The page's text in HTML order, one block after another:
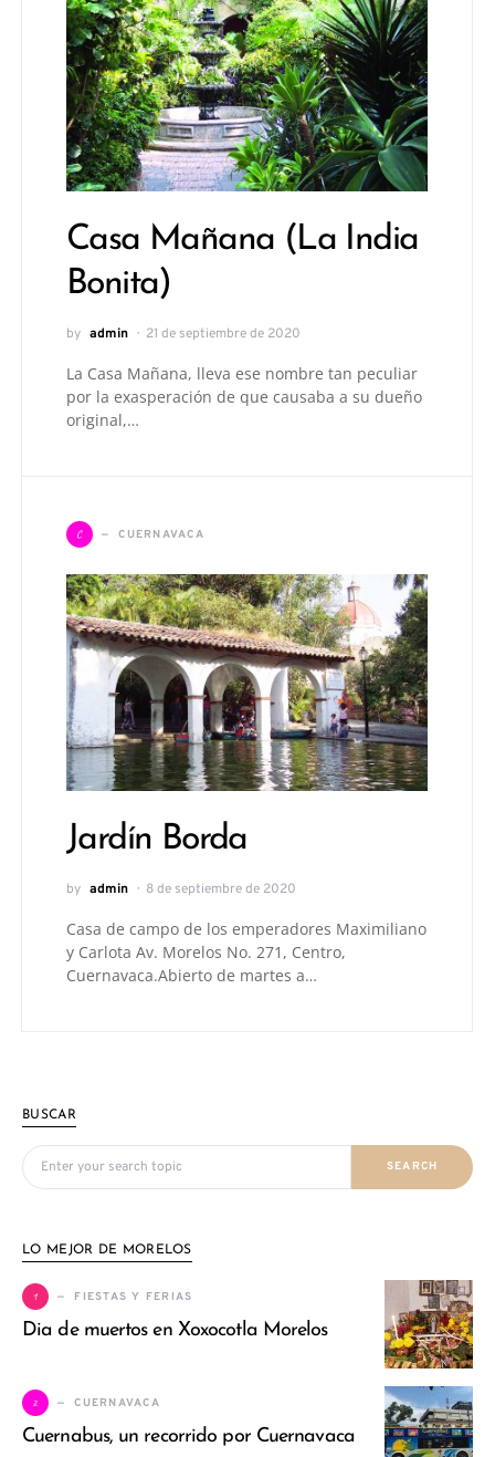
Casa Mañana (La India
Bonita)
by admin 21 de septiembre de 2020
La Casa Mañana, lleva ese nombre tan peculiar
por la exasperación de que causaba a su dueño
original,…
C CUERNAVACA
Jardín Borda
by admin 8 de septiembre de 2020
Casa de campo de los emperadores Maximiliano
y Carlota Av. Morelos No. 271, Centro,
Cuernavaca.Abierto de martes a…
BUSCAR
Search for:
SEARCH
LO MEJOR DE MORELOS
1 FIESTAS Y FERIAS
Dia de muertos en Xoxocotla Morelos
2 CUERNAVACA
Cuernabus, un recorrido por Cuernavaca